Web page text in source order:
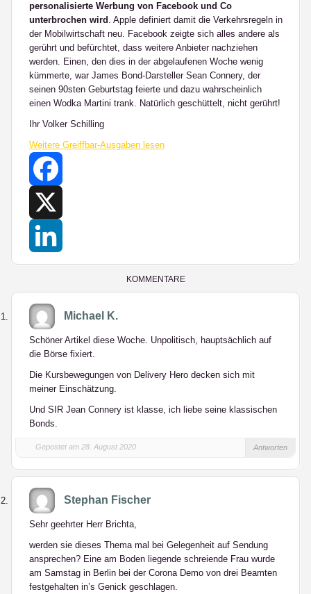
personalisierte Werbung von Facebook und Co
unterbrochen wird . Apple definiert damit die Verkehrsregeln in
der Mobilwirtschaft neu. Facebook zeigte sich alles andere als
gerührt und befürchtet, dass weitere Anbieter nachziehen
werden. Einen, den dies in der abgelaufenen Woche wenig
kümmerte, war James Bond-Darsteller Sean Connery, der
seinen 90sten Geburtstag feierte und dazu wahrscheinlich
einen Wodka Martini trank. Natürlich geschüttelt, nicht gerührt!
Ihr Volker Schilling
Weitere Greiffbar-Ausgaben lesen
Facebook
KOMMENTARE
Michael K.
Schöner Artikel diese Woche. Unpolitisch, hauptsächlich auf
die Börse fixiert.
Die Kursbewegungen von Delivery Hero decken sich mit
meiner Einschätzung.
Und SIR Jean Connery ist klasse, ich liebe seine klassischen
Bonds.
Gepostet am 28. August 2020 Antworten
Stephan Fischer
Sehr geehrter Herr Brichta,
werden sie dieses Thema mal bei Gelegenheit auf Sendung
ansprechen? Eine am Boden liegende schreiende Frau wurde
am Samstag in Berlin bei der Corona Demo von drei Beamten
festgehalten in’s Genick geschlagen.